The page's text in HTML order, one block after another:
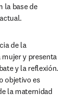
la base de
de la
y presenta
y la reflexión.
objetivo es
la maternidad